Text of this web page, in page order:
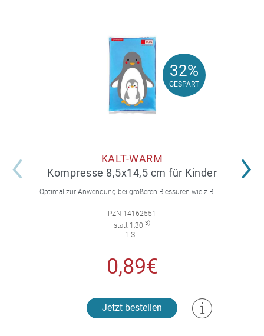
32%
GESPART
32%
GESPART
KALT-WARM
Kompresse 8,5x14,5 cm für Kinder
Optimal zur Anwendung bei größeren Blessuren wie z.B. Knie, Schulter, Arm. Mit Pinguin-Motiv, somit für Kinder geeignet. Die moderne wiederverwendbare Gel-Kompresse hilft kalt & warm.
PZN 14162551
statt 1,30 3)
1 ST
0,89€
Jetzt bestellen